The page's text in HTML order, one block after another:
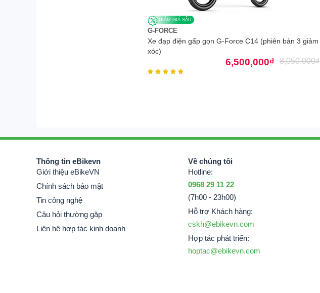
GIẢM GIÁ SÂU
G-FORCE
Xe đạp điện gấp gọn G-Force C14 (phiên bản 3 giảm
xóc)
8,050,000₫
6,500,000₫
    
Thông tin eBikevn
Giới thiệu eBikeVN
Chính sách bảo mật
Tin công nghệ
Câu hỏi thường gặp
Liên hệ hợp tác kinh doanh
Về chúng tôi
Hotline:
0968 29 11 22
(7h00 - 23h00)
Hỗ trợ Khách hàng:
cskh@ebikevn.com
Hợp tác phát triển:
hoptac@ebikevn.com